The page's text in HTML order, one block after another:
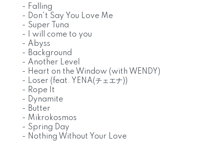
- Falling
- Don't Say You Love Me
- Super Tuna
- I will come to you
- Abyss
- Background
- Another Level
- Heart on the Window (with WENDY)
- Loser (feat. YENA(チェエナ))
- Rope It
- Dynamite
- Butter
- Mikrokosmos
- Spring Day
- Nothing Without Your Love